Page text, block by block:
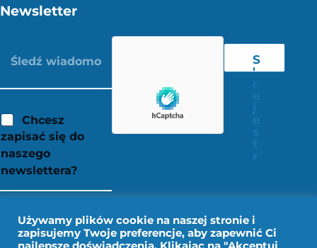
Newsletter
Chcesz
zapisać się do
naszego
newslettera?
S
'
Używamy plików cookie na naszej stronie i
zapisujemy Twoje preferencje, aby zapewnić Ci